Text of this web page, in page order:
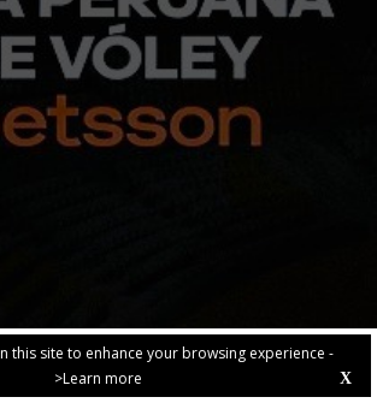
this site to enhance your browsing experience -
>Learn more
X